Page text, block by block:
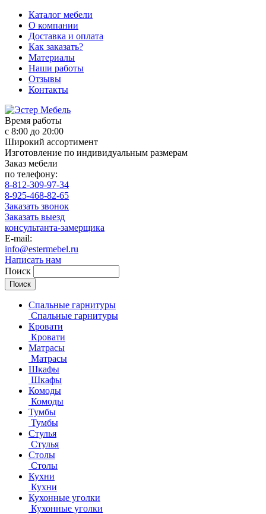
Каталог мебели
О компании
Доставка и оплата
Как заказать?
Материалы
Наши работы
Отзывы
Контакты
Время работы
с 8:00 до 20:00
Широкий ассортимент
Изготовление по индивидуальным размерам
Заказ мебели
по телефону:
8-812-309-97-34
8-925-468-82-65
Заказать звонок
Заказать выезд
консультанта-замерщика
E-mail:
info@estermebel.ru
Написать нам
Поиск
Спальные гарнитуры
Спальные гарнитуры
Кровати
Кровати
Матрасы
Матрасы
Шкафы
Шкафы
Комоды
Комоды
Тумбы
Тумбы
Стулья
Стулья
Столы
Столы
Кухни
Кухни
Кухонные уголки
Кухонные уголки